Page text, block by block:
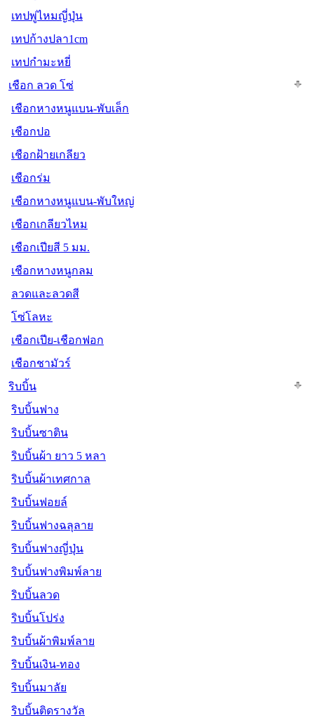
เทปพู่ไหมญี่ปุ่น
เทปก้างปลา1cm
เทปกำมะหยี่
เชือก ลวด โซ่
เชือกหางหนูแบน-พับเล็ก
เชือกปอ
เชือกฝ้ายเกลียว
เชือกร่ม
เชือกหางหนูแบน-พับใหญ่
เชือกเกลียวไหม
เชือกเปียสี 5 มม.
เชือกหางหนูกลม
ลวดและลวดสี
โซ่โลหะ
เชือกเปีย-เชือกฟอก
เชือกชามัวร์
ริบบิ้น
ริบบิ้นฟาง
ริบบิ้นซาติน
ริบบิ้นผ้า ยาว 5 หลา
ริบบิ้นผ้าเทศกาล
ริบบิ้นฟอยล์
ริบบิ้นฟางฉลุลาย
ริบบิ้นฟางญี่ปุ่น
ริบบิ้นฟางพิมพ์ลาย
ริบบิ้นลวด
ริบบิ้นโปร่ง
ริบบิ้นผ้าพิมพ์ลาย
ริบบิ้นเงิน-ทอง
ริบบิ้นมาลัย
ริบบิ้นติดรางวัล